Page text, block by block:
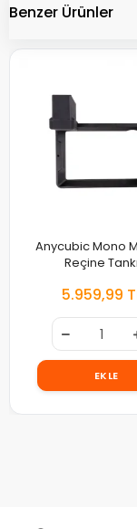
Benzer Ürünler
Anycubic Mono
Reçine Tankı
5.959,99
EKLE